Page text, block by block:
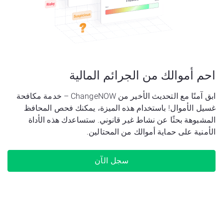
احم أموالك من الجرائم المالية
ابق آمنًا مع التحديث الأخير من ChangeNOW – خدمة مكافحة
غسيل الأموال! باستخدام هذه الميزة، يمكنك فحص المحافظ
المشبوهة بحثًا عن نشاط غير قانوني. ستساعدك هذه الأداة
الأمنية على حماية أموالك من المحتالين.
سجل الآن